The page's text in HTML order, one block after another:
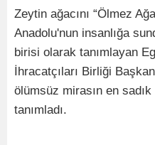
Zeytin ağacını “Ölmez
Anadolu'nun insanlığa
birisi olarak tanımlayan
İhracatçıları Birliği
ölümsüz mirasın en
tanımladı.